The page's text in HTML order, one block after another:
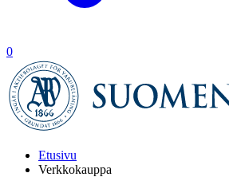
0
Etusivu
Verkkokauppa